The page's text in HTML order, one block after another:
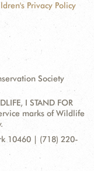
Privacy Policy
Society
I STAND FOR
marks of Wildlife
10460 | (718) 220-